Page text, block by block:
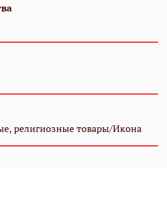
религиозные товары/Икона